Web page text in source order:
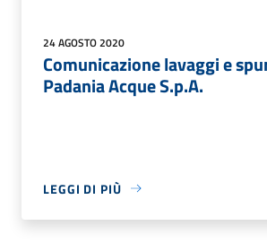
24 AGOSTO 2020
Comunicazione lavaggi e
Padania Acque S.p.A.
LEGGI DI PIÙ